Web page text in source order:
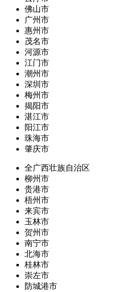
佛山市
广州市
惠州市
茂名市
河源市
江门市
潮州市
深圳市
梅州市
揭阳市
湛江市
阳江市
珠海市
肇庆市
全广西壮族自治区
柳州市
贵港市
梧州市
来宾市
玉林市
贺州市
南宁市
北海市
桂林市
崇左市
防城港市